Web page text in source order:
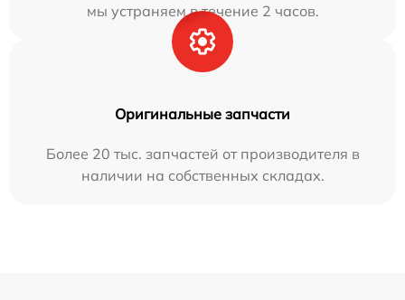
мы устраняем в течение 2 часов.
Оригинальные запчасти
Более 20 тыс. запчастей от производителя в
наличии на собственных складах.